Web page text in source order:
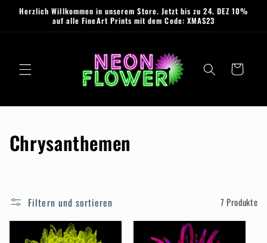
zum
Herzlich Willkommen in unserem Store. Jetzt bis zu 24. DEZ 10%
auf alle FineArt Prints mit dem Code: XMAS23
Warenkorb
K
e
Chrysanthemen
Filtern und sortieren 7 Produkte